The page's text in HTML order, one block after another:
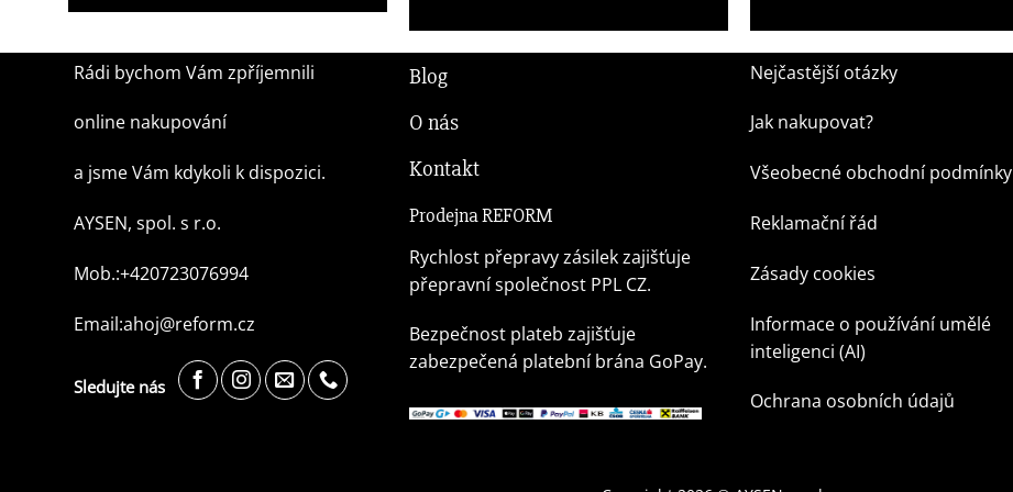
Rádi bychom Vám zpříjemnili
online nakupování
a jsme Vám kdykoli k dispozici.
AYSEN, spol. s r.o.
Mob.:+420723076994
Email:ahoj@reform.cz
Sledujte nás
Blog
O nás
Kontakt
Prodejna REFORM
Rychlost přepravy zásilek zajišťuje
přepravní společnost PPL CZ.
Bezpečnost plateb zajišťuje
zabezpečená platební brána GoPay.
Nejčastější otázky
Jak nakupovat?
Všeobecné obchodní podmínky
Reklamační řád
Zásady cookies
Informace o používání umělé
inteligenci (AI)
Ochrana osobních údajů